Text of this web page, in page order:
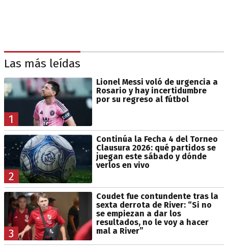
Las más leídas
1
Lionel Messi voló de urgencia a
Rosario y hay incertidumbre
por su regreso al fútbol
2
Continúa la Fecha 4 del Torneo
Clausura 2026: qué partidos se
juegan este sábado y dónde
verlos en vivo
3
Coudet fue contundente tras la
sexta derrota de River: “Si no
se empiezan a dar los
resultados, no le voy a hacer
mal a River”